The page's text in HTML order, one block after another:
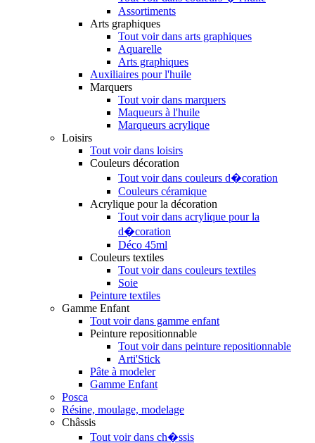
Assortiments
Arts graphiques
Tout voir dans arts graphiques
Aquarelle
Arts graphiques
Auxiliaires pour l'huile
Marquers
Tout voir dans marquers
Maqueurs à l'huile
Marqueurs acrylique
Loisirs
Tout voir dans loisirs
Couleurs décoration
Tout voir dans couleurs d�coration
Couleurs céramique
Acrylique pour la décoration
Tout voir dans acrylique pour la
d�coration
Déco 45ml
Couleurs textiles
Tout voir dans couleurs textiles
Soie
Peinture textiles
Gamme Enfant
Tout voir dans gamme enfant
Peinture repositionnable
Tout voir dans peinture repositionnable
Arti'Stick
Pâte à modeler
Gamme Enfant
Posca
Résine, moulage, modelage
Châssis
Tout voir dans ch�ssis